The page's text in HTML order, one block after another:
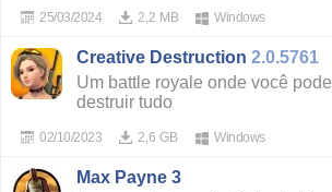
2,2 MB
25/03/2024 Windows
Creative Destruction 2.0.5761
Um battle royale onde você pode
destruir tudo
2,6 GB
02/10/2023 Windows
Max Payne 3